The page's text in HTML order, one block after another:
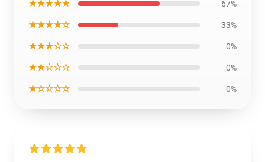
★★★★★ 67%
★★★★☆ 33%
★★★☆☆ 0%
★★☆☆☆ 0%
★☆☆☆☆ 0%